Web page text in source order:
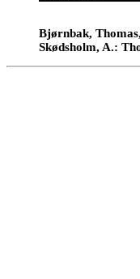
Bjørnbak,
Skødsholm, A.: